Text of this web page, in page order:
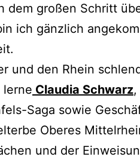
dem großen Schritt
ich gänzlich
und den Rhein
lerne Claudia Schwarz,
Saga sowie
Oberes
und der